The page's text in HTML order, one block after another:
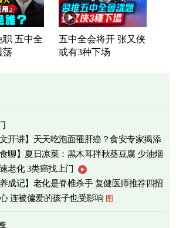
职 五中全
荡
五中全会将开 张又侠
或有3种下场
文开讲】天天吃泡面罹肝癌？食安专家揭添
食聊】夏日凉菜：黑木耳拌秋葵豆腐 少油烟
图
老化 3类癌找上门
养成记】老化是脊椎杀手 复健医师推荐四招
连被偏爱的孩子也受影响 图